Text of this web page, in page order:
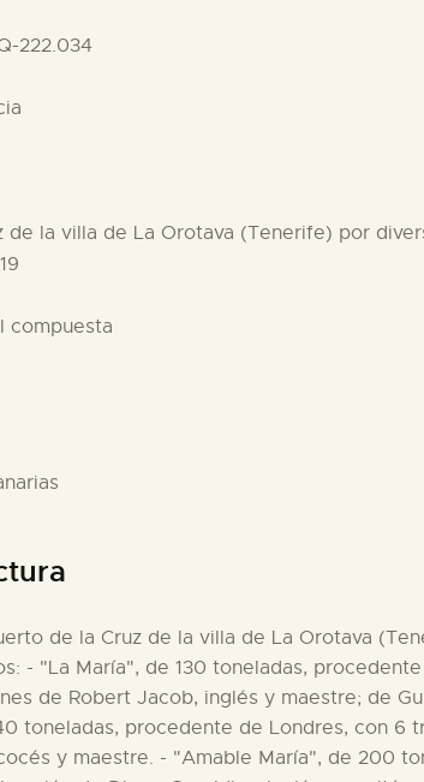
222.034
de la villa de La Orotava (Tenerife) por
compuesta
de la Cruz de la villa de La Orotava
- "La María", de 130 toneladas,
de Robert Jacob, inglés y maestre; de
toneladas, procedente de Londres, con 6
y maestre. - "Amable María", de 200